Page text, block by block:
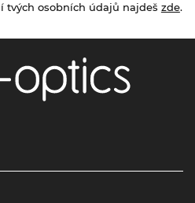
tvých osobních údajů najdeš zde.